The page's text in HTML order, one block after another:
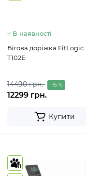
В наявності
Бігова доріжка FitLogic
T102E
14490 грн. -15 %
12299 грн.
Купити
11